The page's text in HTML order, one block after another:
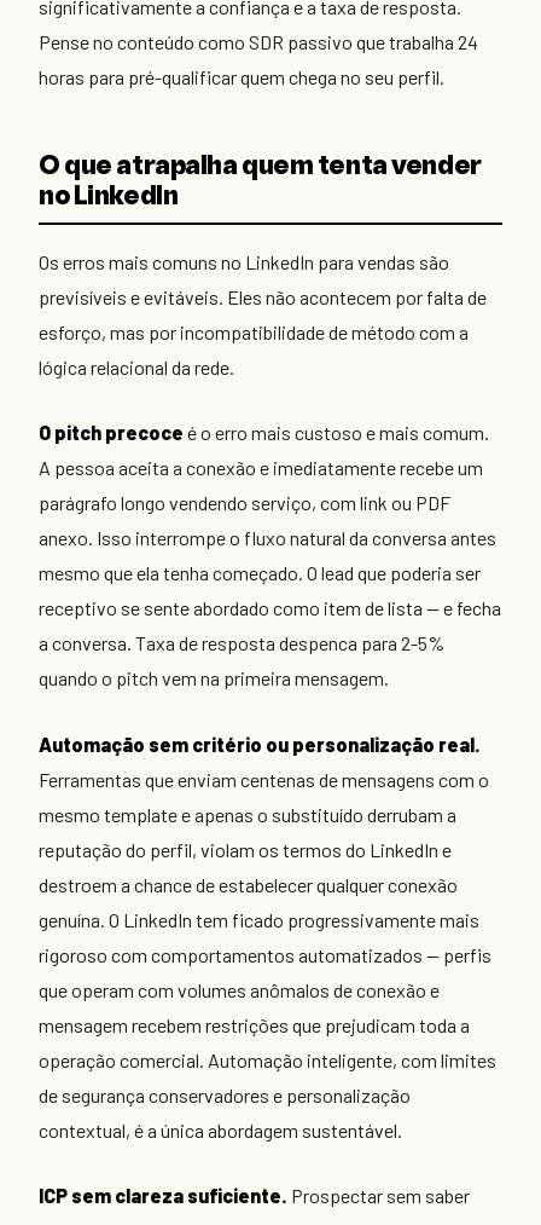
significativamente a confiança e a taxa de resposta.
Pense no conteúdo como SDR passivo que trabalha 24
horas para pré-qualificar quem chega no seu perfil.
O que atrapalha quem tenta vender
no LinkedIn
Os erros mais comuns no LinkedIn para vendas são
previsíveis e evitáveis. Eles não acontecem por falta de
esforço, mas por incompatibilidade de método com a
lógica relacional da rede.
O pitch precoce é o erro mais custoso e mais comum.
A pessoa aceita a conexão e imediatamente recebe um
parágrafo longo vendendo serviço, com link ou PDF
anexo. Isso interrompe o fluxo natural da conversa antes
mesmo que ela tenha começado. O lead que poderia ser
receptivo se sente abordado como item de lista — e fecha
a conversa. Taxa de resposta despenca para 2-5%
quando o pitch vem na primeira mensagem.
Automação sem critério ou personalização real.
Ferramentas que enviam centenas de mensagens com o
mesmo template e apenas o substituído derrubam a
reputação do perfil, violam os termos do LinkedIn e
destroem a chance de estabelecer qualquer conexão
genuína. O LinkedIn tem ficado progressivamente mais
rigoroso com comportamentos automatizados — perfis
que operam com volumes anômalos de conexão e
mensagem recebem restrições que prejudicam toda a
operação comercial. Automação inteligente, com limites
de segurança conservadores e personalização
contextual, é a única abordagem sustentável.
ICP sem clareza suficiente. Prospectar sem saber